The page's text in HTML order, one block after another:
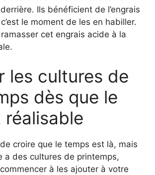
Ils bénéficient de l’engrais
le moment de les en habiller.
cet engrais acide à la
les cultures de
dès que le
réalisable
croire que le temps est là, mais
a des cultures de printemps,
à les ajouter à votre